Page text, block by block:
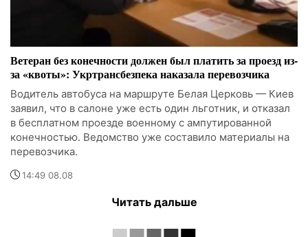
Ветеран без конечности должен был платить за проезд из-
за «квоты»: Укртрансбезпека наказала перевозчика
Водитель автобуса на маршруте Белая Церковь — Киев
заявил, что в салоне уже есть один льготник, и отказал
в бесплатном проезде военному с ампутированной
конечностью. Ведомство уже составило материалы на
перевозчика.
14:49 08.08
Читать дальше